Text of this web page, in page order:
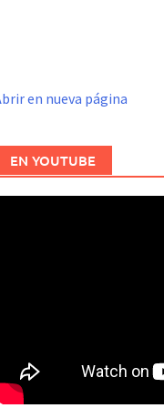
en nueva página
EN YOUTUBE